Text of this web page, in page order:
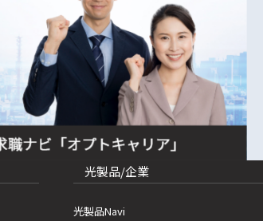
光製品/企業
光製品Navi